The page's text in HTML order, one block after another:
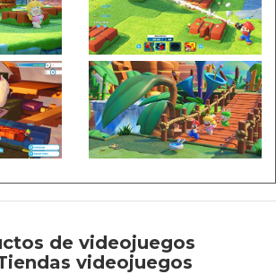
de videojuegos
videojuegos